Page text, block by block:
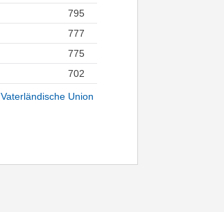
795
777
775
702
Vaterländische Union